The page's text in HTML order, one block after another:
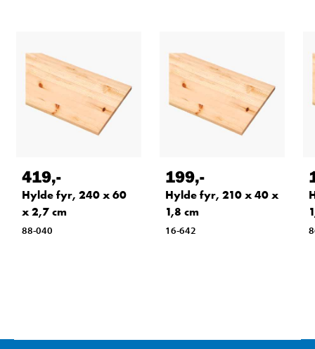
419,-
Hylde fyr, 240 x 60
x 2,7 cm
88-040
199,-
Hylde fyr, 210 x 40 x
1,8 cm
16-642